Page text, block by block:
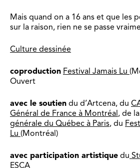
Mais quand on a 16 ans et que les
sur la raison, rien ne se passe
Culture dessinée
coproduction Festival Jamais Lu
Ouvert
avec le soutien du d’Artcena, du
Général de France à Montréal, de la
générale du Québec à Paris, du
Lu (Montréal)
avec participation artistique du
ESCA